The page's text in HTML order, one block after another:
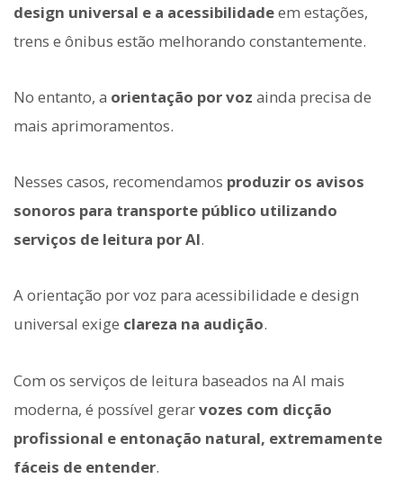
design universal e a acessibilidadeem estações,
trens e ônibus estão melhorando constantemente.
No entanto, a orientação por voz ainda precisa de
mais aprimoramentos.
Nesses casos, recomendamos produzir os avisos
sonoros para transporte público utilizando
serviços de leitura por AI.
A orientação por voz para acessibilidade e design
universal exige clareza na audição.
Com os serviços de leitura baseados na AI mais
moderna, é possível gerarvozes com dicção
profissional e entonação natural, extremamente
fáceis de entender.